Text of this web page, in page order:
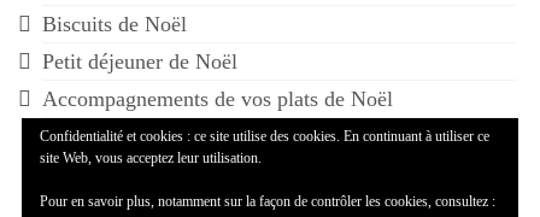
Biscuits de Noël
Petit déjeuner de Noël
Accompagnements de vos plats de Noël
Confidentialité et cookies : ce site utilise des cookies. En continuant à utiliser ce
site Web, vous acceptez leur utilisation.
Pour en savoir plus, notamment sur la façon de contrôler les cookies, consultez :